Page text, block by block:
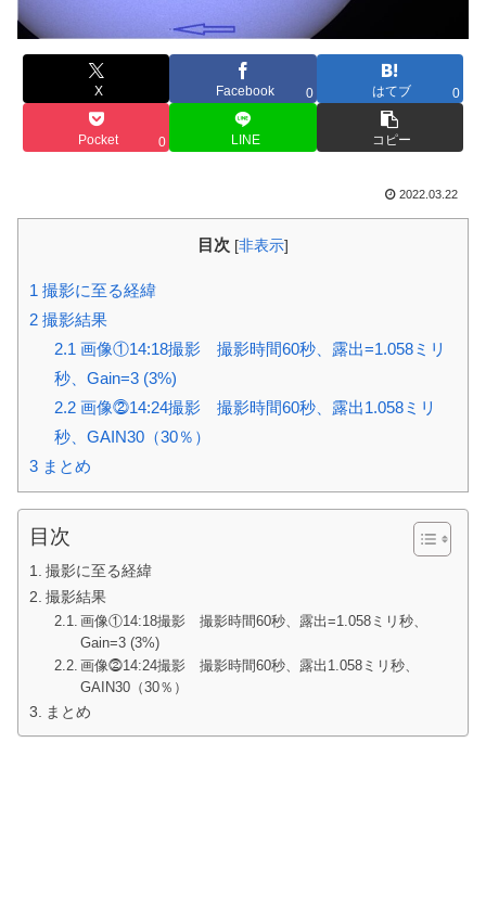
X Facebook 0 はてブ 0
Pocket 0 LINE コピー
2022.03.22
目次 [非表示]
1 撮影に至る経緯
2 撮影結果
2.1 画像①14:18撮影 撮影時間60秒、露出=1.058ミリ
秒、Gain=3 (3%)
2.2画像⓶14:24撮影 撮影時間60秒、露出1.058ミリ
秒、GAIN30（30％）
3 まとめ
目次
撮影に至る経緯
撮影結果
画像①14:18撮影 撮影時間60秒、露出=1.058ミリ秒、
Gain=3 (3%)
画像⓶14:24撮影 撮影時間60秒、露出1.058ミリ秒、
GAIN30（30％）
まとめ